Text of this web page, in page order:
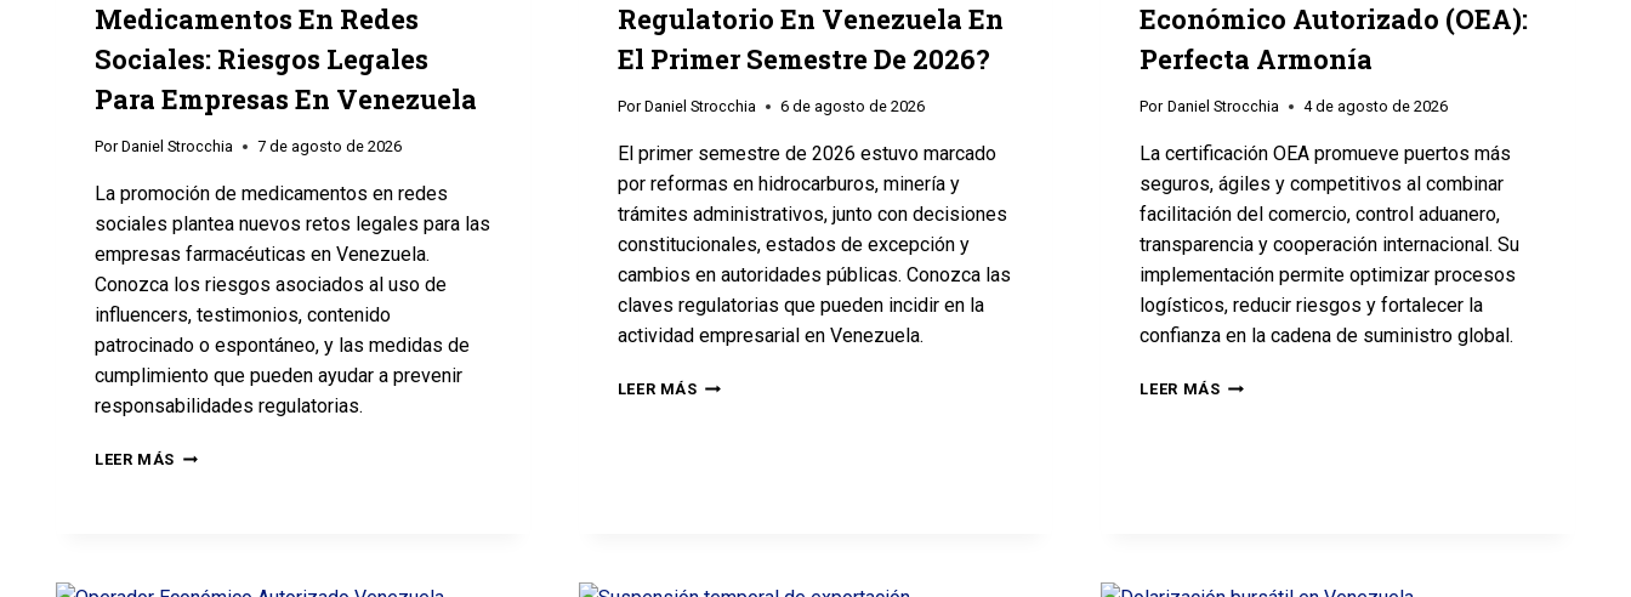
Medicamentos En Redes
Sociales: Riesgos Legales
Para Empresas En Venezuela
Por Daniel Strocchia 7 de agosto de 2026
La promoción de medicamentos en redes
sociales plantea nuevos retos legales para las
empresas farmacéuticas en Venezuela.
Conozca los riesgos asociados al uso de
influencers, testimonios, contenido
patrocinado o espontáneo, y las medidas de
cumplimiento que pueden ayudar a prevenir
responsabilidades regulatorias.
LEER MÁS
Regulatorio En Venezuela En
El Primer Semestre De 2026?
Por Daniel Strocchia 6 de agosto de 2026
El primer semestre de 2026 estuvo marcado
por reformas en hidrocarburos, minería y
trámites administrativos, junto con decisiones
constitucionales, estados de excepción y
cambios en autoridades públicas. Conozca las
claves regulatorias que pueden incidir en la
actividad empresarial en Venezuela.
LEER MÁS
Económico Autorizado (OEA):
Perfecta Armonía
Por Daniel Strocchia 4 de agosto de 2026
La certificación OEA promueve puertos más
seguros, ágiles y competitivos al combinar
facilitación del comercio, control aduanero,
transparencia y cooperación internacional. Su
implementación permite optimizar procesos
logísticos, reducir riesgos y fortalecer la
confianza en la cadena de suministro global.
LEER MÁS